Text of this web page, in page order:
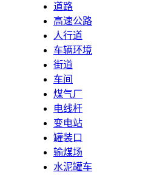
道路
高速公路
人行道
车辆环境
街道
车间
煤气厂
电线杆
变电站
罐装口
输煤场
水泥罐车